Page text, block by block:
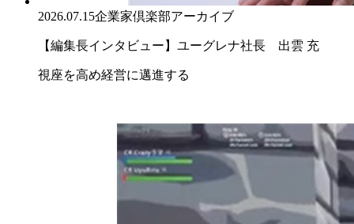
2026.07.15企業家倶楽部アーカイブ
【編集長インタビュー】ユーグレナ社長 出雲 充
視座を高め経営に邁進する